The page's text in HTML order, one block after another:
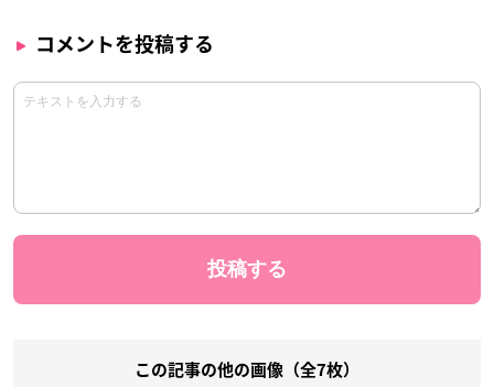
コメントを投稿する
この記事の他の画像（全7枚）